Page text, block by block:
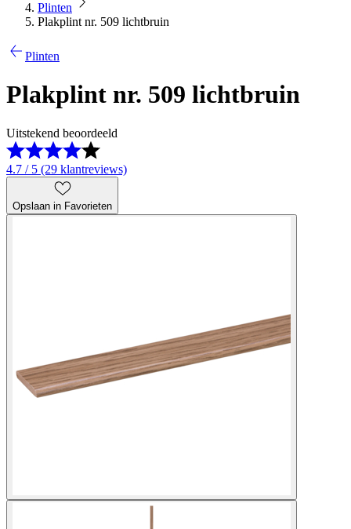
Plinten
Plakplint nr. 509 lichtbruin
Plinten
Plakplint nr. 509 lichtbruin
Uitstekend beoordeeld
4.7 / 5 (29 klantreviews)
Opslaan in Favorieten